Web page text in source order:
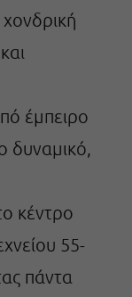
έμπειρο
δυναμικό,
κέντρο
55-
πάντα